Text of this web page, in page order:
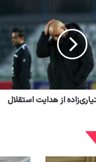
از هدایت استقلال